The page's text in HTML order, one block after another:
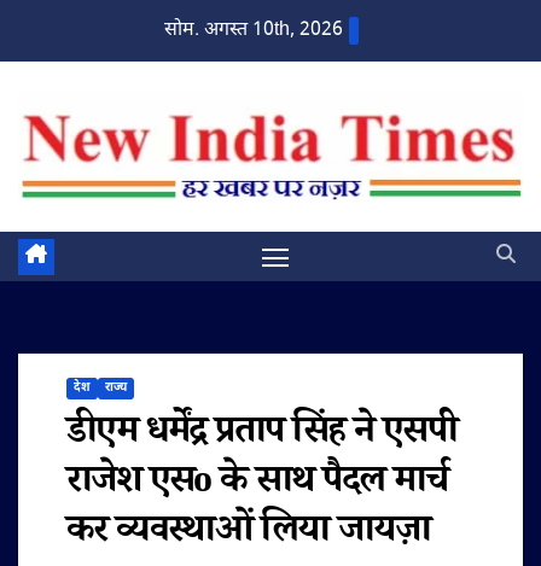
सोम. अगस्त 10th, 2026
देश राज्य
डीएम धर्मेंद्र प्रताप सिंह ने एसपी
राजेश एसo के साथ पैदल मार्च
कर व्यवस्थाओं लिया जायज़ा